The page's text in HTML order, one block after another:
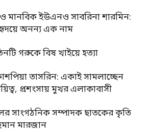
ও মানবিক ইউএনও সাবরিনা শারমিন:
হৃদয়ে অনন্য এক নাম
গরুকে বিষ খাইয়ে হত্যা
তাসরিন: একাই সামলাচ্ছেন
প্রশংসায় মুখর এলাকাবাসী
সাংগঠনিক সম্পাদক ছাতকের কৃতি
মারজান